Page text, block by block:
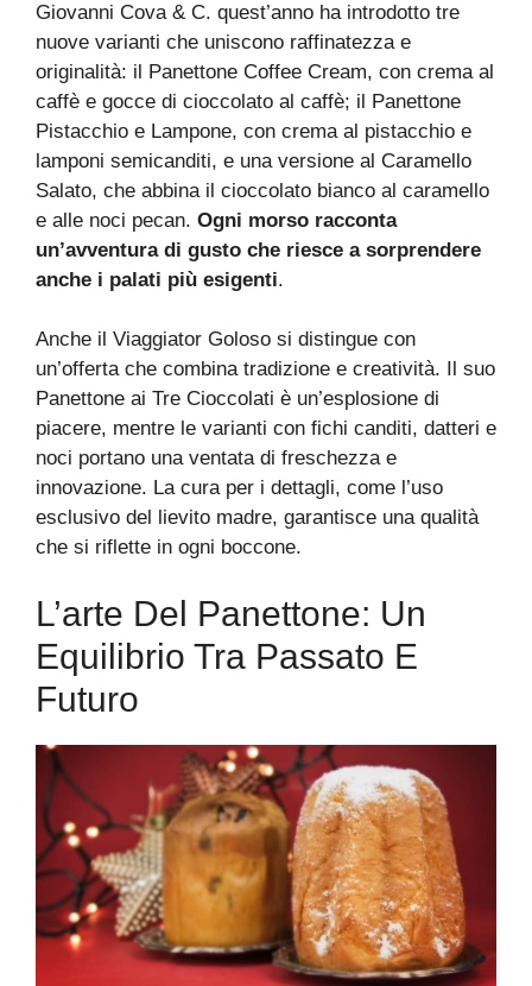
Giovanni Cova & C. quest’anno ha introdotto tre
nuove varianti che uniscono raffinatezza e
originalità: il Panettone Coffee Cream, con crema al
caffè e gocce di cioccolato al caffè; il Panettone
Pistacchio e Lampone, con crema al pistacchio e
lamponi semicanditi, e una versione al Caramello
Salato, che abbina il cioccolato bianco al caramello
e alle noci pecan. Ogni morso racconta
un’avventura di gusto che riesce a sorprendere
anche i palati più esigenti.
Anche il Viaggiator Goloso si distingue con
un’offerta che combina tradizione e creatività. Il suo
Panettone ai Tre Cioccolati è un’esplosione di
piacere, mentre le varianti con fichi canditi, datteri e
noci portano una ventata di freschezza e
innovazione. La cura per i dettagli, come l’uso
esclusivo del lievito madre, garantisce una qualità
che si riflette in ogni boccone.
L’arte Del Panettone: Un
Equilibrio Tra Passato E
Futuro